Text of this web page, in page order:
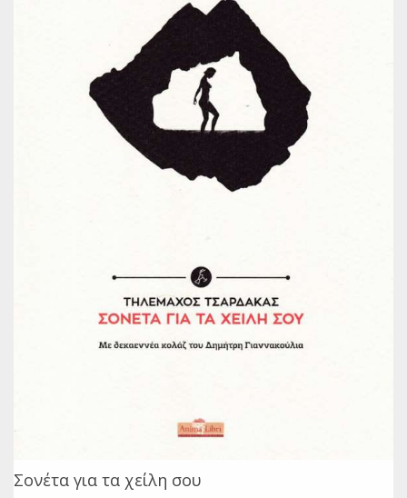
Παγκόσμια Ποίηση
Βιβλία για Παιδιά
Εφηβική Λογοτεχνία
Παγκόσμιο Θέατρο
Ψυχολογία
Εκπαίδευση
Σονέτα για τα χείλη σου